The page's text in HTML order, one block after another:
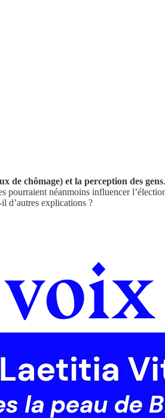
de chômage) et la perception des gens
pourraient néanmoins influencer
d’autres explications ?